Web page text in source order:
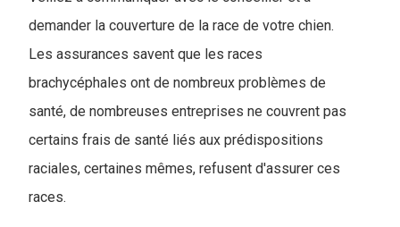
demander la couverture de la race de votre chien.
Les assurances savent que les races
brachycéphales ont de nombreux problèmes de
santé, de nombreuses entreprises ne couvrent pas
certains frais de santé liés aux prédispositions
raciales, certaines mêmes, refusent d'assurer ces
races.